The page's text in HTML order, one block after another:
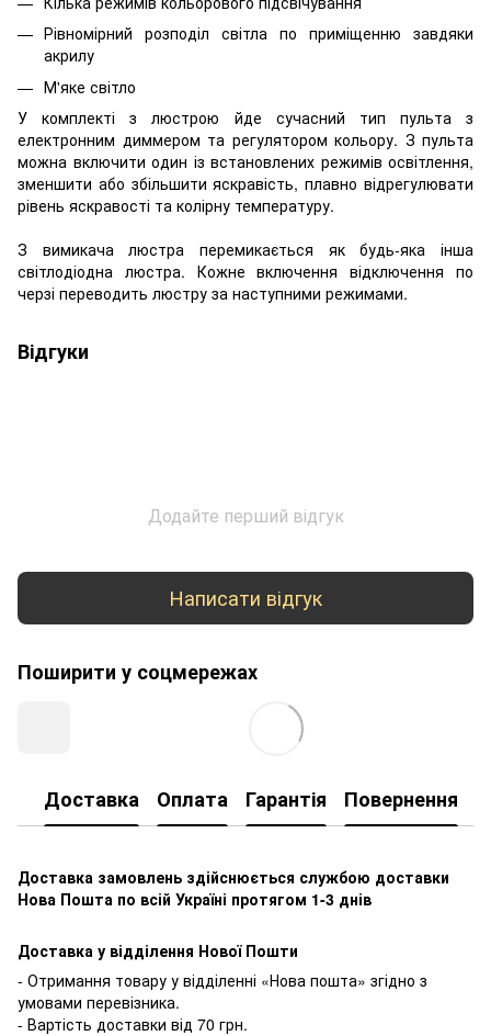
Рівномірний розподіл світла по приміщенню завдяки
акрилу
М'яке світло
У комплекті з люстрою йде сучасний тип пульта з
електронним диммером та регулятором кольору. З пульта
можна включити один із встановлених режимів освітлення,
зменшити або збільшити яскравість, плавно відрегулювати
рівень яскравості та колірну температуру.
З вимикача люстра перемикається як будь-яка інша
світлодіодна люстра. Кожне включення відключення по
черзі переводить люстру за наступними режимами.
Відгуки
Додайте перший відгук
Написати відгук
Поширити у соцмережах
Доставка Оплата Гарантія Повернення
Доставка замовлень здійснюється службою доставки
Нова Пошта по всій Україні протягом 1-3 днів
Доставка у відділення Нової Пошти
- Отримання товару у відділенні «Нова пошта» згідно з
умовами перевізника.
- Вартість доставки від 70 грн.